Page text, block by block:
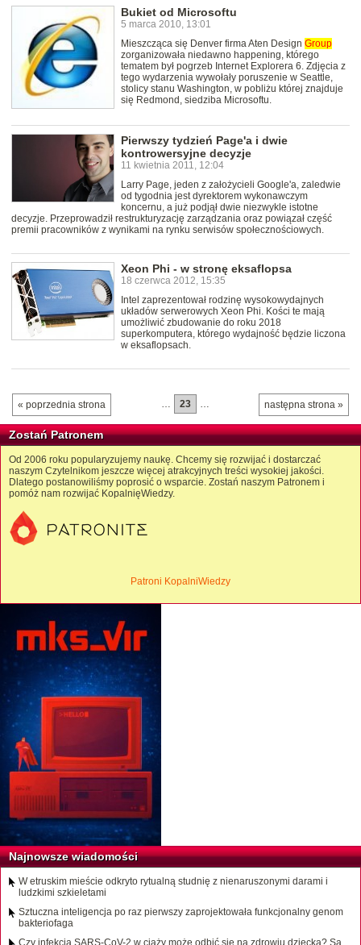
Bukiet od Microsoftu
5 marca 2010, 13:01
Mieszcząca się Denver firma Aten Design Group
zorganizowała niedawno happening, którego
tematem był pogrzeb Internet Explorera 6. Zdjęcia z
tego wydarzenia wywołały poruszenie w Seattle,
stolicy stanu Washington, w pobliżu której znajduje
się Redmond, siedziba Microsoftu.
Pierwszy tydzień Page'a i dwie
kontrowersyjne decyzje
11 kwietnia 2011, 12:04
Larry Page, jeden z założycieli Google'a, zaledwie
od tygodnia jest dyrektorem wykonawczym
koncernu, a już podjął dwie niezwykle istotne
decyzje. Przeprowadził restrukturyzację zarządzania oraz powiązał część
premii pracowników z wynikami na rynku serwisów społecznościowych.
Xeon Phi - w stronę eksaflopsa
18 czerwca 2012, 15:35
Intel zaprezentował rodzinę wysokowydajnych
układów serwerowych Xeon Phi. Kości te mają
umożliwić zbudowanie do roku 2018
superkomputera, którego wydajność będzie liczona
w eksaflopsach.
« poprzednia strona następna strona »
… 23 …
Zostań Patronem
Od 2006 roku popularyzujemy naukę. Chcemy się rozwijać i dostarczać
naszym Czytelnikom jeszcze więcej atrakcyjnych treści wysokiej jakości.
Dlatego postanowiliśmy poprosić o wsparcie. Zostań naszym Patronem i
pomóż nam rozwijać KopalnięWiedzy.
Patroni KopalniWiedzy
Najnowsze wiadomości
W etruskim mieście odkryto rytualną studnię z nienaruszonymi darami i
ludzkimi szkieletami
Sztuczna inteligencja po raz pierwszy zaprojektowała funkcjonalny genom
bakteriofaga